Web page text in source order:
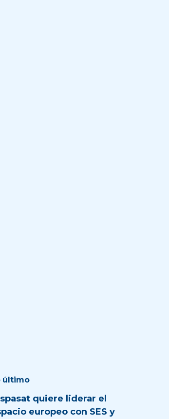
último
quiere liderar el
europeo con SES y